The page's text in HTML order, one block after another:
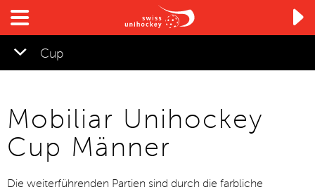

Cup
Mobiliar Unihockey
Cup Männer
Die weiterführenden Partien sind durch die farbliche